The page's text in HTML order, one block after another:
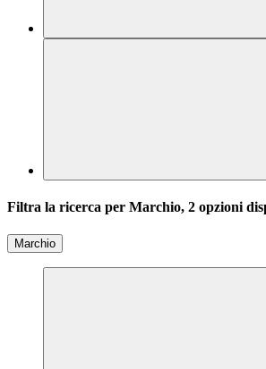
Filtra la ricerca per Marchio, 2 opzioni
Marchio